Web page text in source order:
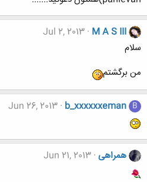
M A S III
Jul 2, 2013
سلام
من برگشتم
B
b_xxxxxxeman
Jun 26, 2013
همراهی Jun 21, 2013